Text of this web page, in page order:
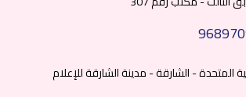
المتحدة - الشارقة - مدينة الشارقة للإعلام